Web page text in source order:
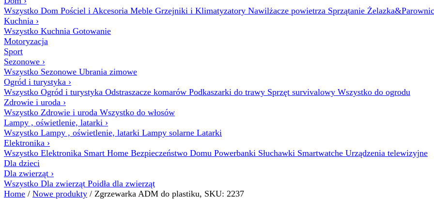
Wszystko Dom Pościel i Akcesoria Meble Grzejniki i Klimatyzatory Nawilżacze powietrza Sprzątanie
Kuchnia ›
Wszystko Kuchnia Gotowanie
Motoryzacja
Sport
Sezonowe ›
Wszystko Sezonowe Ubrania zimowe
Ogród i turystyka ›
Wszystko Ogród i turystyka Odstraszacze komarów Podkaszarki do trawy Sprzęt survivalowy Wszystko do ogrodu
Zdrowie i uroda ›
Wszystko Zdrowie i uroda Wszystko do włosów
Lampy , oświetlenie, latarki ›
Wszystko Lampy , oświetlenie, latarki Lampy solarne Latarki
Elektronika ›
Wszystko Elektronika Smart Home Bezpieczeństwo Domu Powerbanki Słuchawki Smartwatche Urządzenia telewizyjne
Dla dzieci
Dla zwierząt ›
Wszystko Dla zwierząt Poidła dla zwierząt
Home / Nowe produkty / Zgrzewarka ADM do plastiku, SKU: 2237